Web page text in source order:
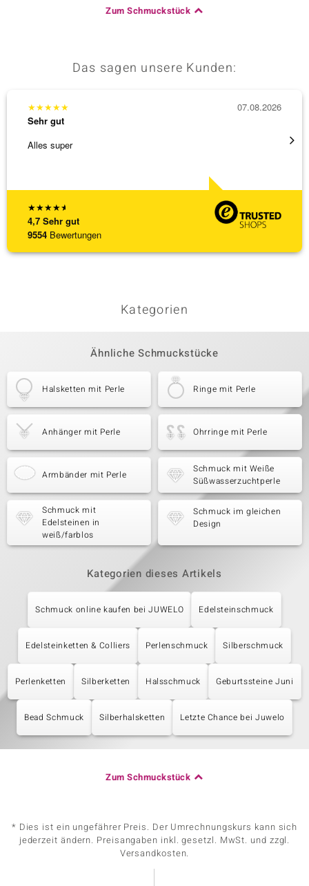
Zum Schmuckstück
Das sagen unsere Kunden:
★★★★★
4,7 Sehr gut
9554 Bewertungen
★★★★★
Sehr gut
Alles super
07.08.2026
Kategorien
Ähnliche Schmuckstücke
Halsketten mit Perle Ringe mit Perle
Anhänger mit Perle Ohrringe mit Perle
Armbänder mit Perle
Schmuck mit Weiße
Süßwasserzuchtperle
Schmuck mit
Edelsteinen in
weiß/farblos
Schmuck im gleichen
Design
Kategorien dieses Artikels
Schmuck online kaufen bei JUWELO Edelsteinschmuck
Edelsteinketten & Colliers Perlenschmuck Silberschmuck
Perlenketten Silberketten Halsschmuck Geburtssteine Juni
Bead Schmuck Silberhalsketten Letzte Chance bei Juwelo
Zum Schmuckstück
* Dies ist ein ungefährer Preis. Der Umrechnungskurs kann sich
jederzeit ändern. Preisangaben inkl. gesetzl. MwSt. und zzgl.
Versandkosten.